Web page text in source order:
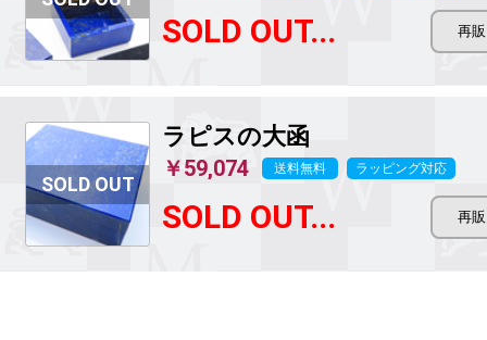
SOLD OUT...
ラピスの大函
￥59,074 送料無料 ラッピング対応
SOLD OUT...